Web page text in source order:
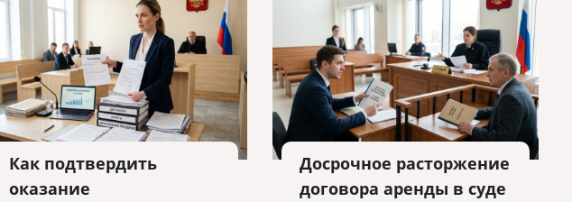
Как подтвердить
оказание
Досрочное расторжение
договора аренды в суде